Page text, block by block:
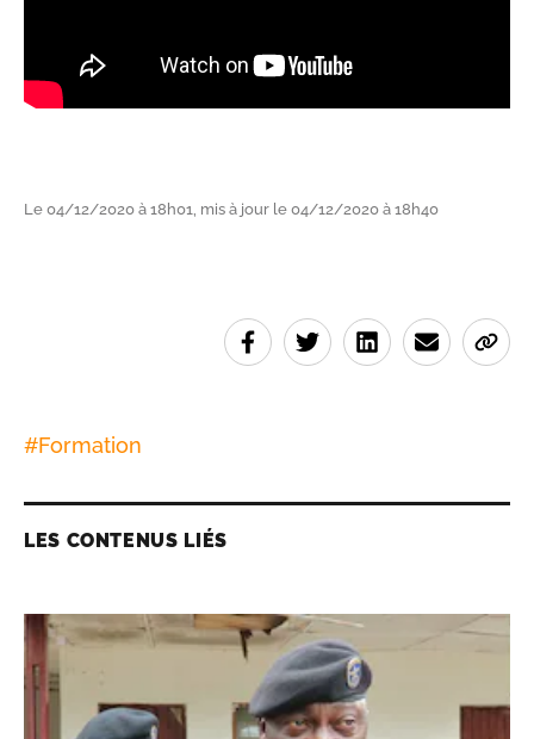
Le 04/12/2020 à 18h01, mis à jour le 04/12/2020 à 18h40
#Formation
LES CONTENUS LIÉS